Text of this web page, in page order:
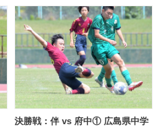
決勝戦：伴 vs 府中① 広島県中学